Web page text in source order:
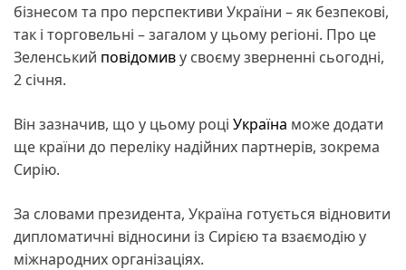
бізнесом та про перспективи України – як безпекові,
так і торговельні – загалом у цьому регіоні. Про це
Зеленський повідомиву своєму зверненні сьогодні,
2 січня.
Він зазначив, що у цьому році Україна може додати
ще країни до переліку надійних партнерів, зокрема
Сирію.
За словами президента, Україна готується відновити
дипломатичні відносини із Сирією та взаємодію у
міжнародних організаціях.